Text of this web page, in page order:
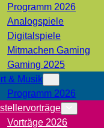
Programm 2026
Analogspiele
Digitalspiele
Mitmachen Gaming
Gaming 2025
& Musik
Programm 2026
Vorträge 2026